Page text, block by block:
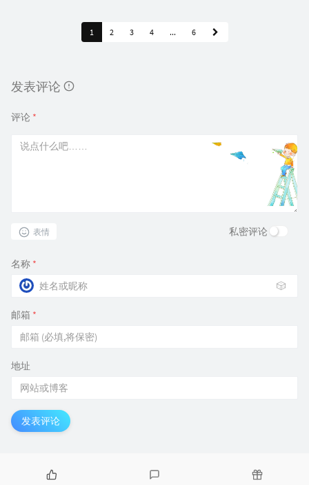
1 2 3 4 ... 6
发表评论
评论 *
表情 私密评论
名称 *
🎲
邮箱 *
地址
发表评论